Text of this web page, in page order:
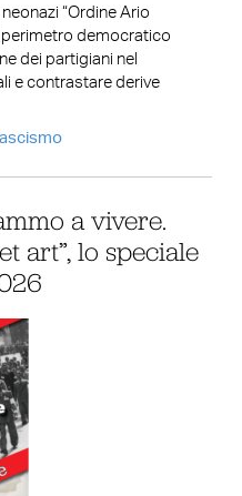
“Ordine Ario
perimetro democratico
dei partigiani nel
e contrastare derive
a vivere.
art”, lo speciale